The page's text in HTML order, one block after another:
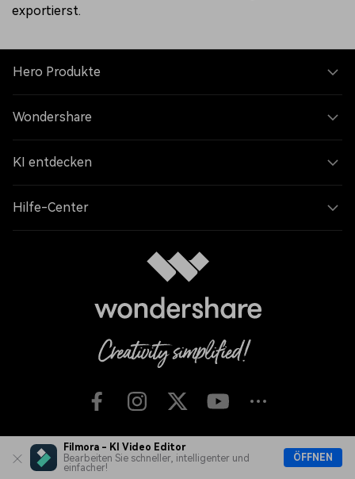
Filmora - KI Video Editor
Bearbeiten Sie schneller, intelligenter und
einfacher!
ÖFFNEN
exportierst.
Hero Produkte
Wondershare
KI entdecken
Hilfe-Center
Sprache